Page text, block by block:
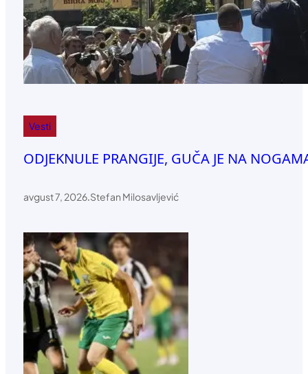
Vesti
ODJEKNULE PRANGIJE, GUČA JE NA
avgust 7, 2026.Stefan Milosavljević